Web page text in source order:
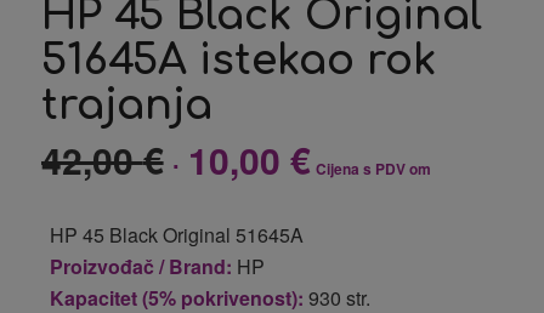
HP 45 Black Original
51645A istekao rok
trajanja
42,00€ Izvorna
je:
42,00 €.
10,00 €Trenutna
Cijena s PDV om
HP 45 Black Original 51645A
Proizvođač / Brand: HP
Kapacitet (5% pokrivenost): 930 str.